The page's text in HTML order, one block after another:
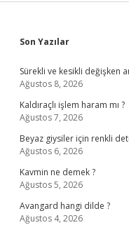
Sidebar
Son Yazılar
Sürekli ve kesikli değişken
Ağustos 8, 2026
Kaldıraçlı işlem haram mı ?
Ağustos 7, 2026
Beyaz giysiler için renkli
Ağustos 6, 2026
Kavmin ne demek ?
Ağustos 5, 2026
Avangard hangi dilde ?
Ağustos 4, 2026